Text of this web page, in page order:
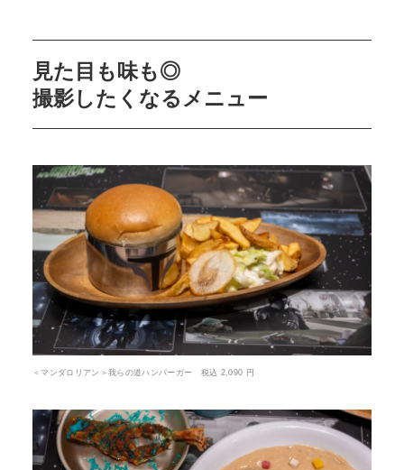
見た目も味も◎
撮影したくなるメニュー
＜マンダロリアン＞我らの道ハンバーガー 税込 2,090 円